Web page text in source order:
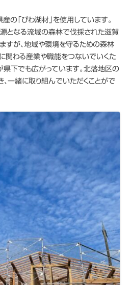
の「びわ湖材」を使用しています。
源となる流域の森林で伐採された滋賀
すが、地域や環境を守るための森林
関わる産業や職能をつないでいくた
県下でも広がっています。北落地区の
一緒に取り組んでいただくことがで